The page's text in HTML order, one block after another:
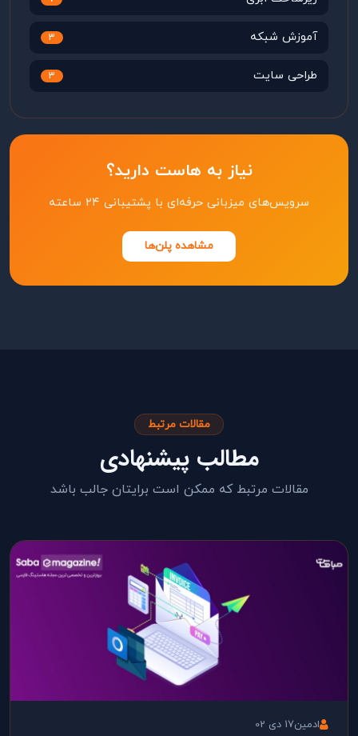
آموزش شبکه 3
طراحی سایت 3
نیاز به هاست دارید؟
سرویس‌های میزبانی حرفه‌ای با پشتیبانی ۲۴ ساعته
مشاهده پلن‌ها
مقالات مرتبط
مطالب پیشنهادی
مقالات مرتبط که ممکن است برایتان جالب باشد
ادمین17 دی 02